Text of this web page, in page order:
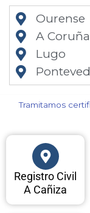
Ourense
A Coruña
Lugo
Tramitamos
Registro Civil
A Cañiza